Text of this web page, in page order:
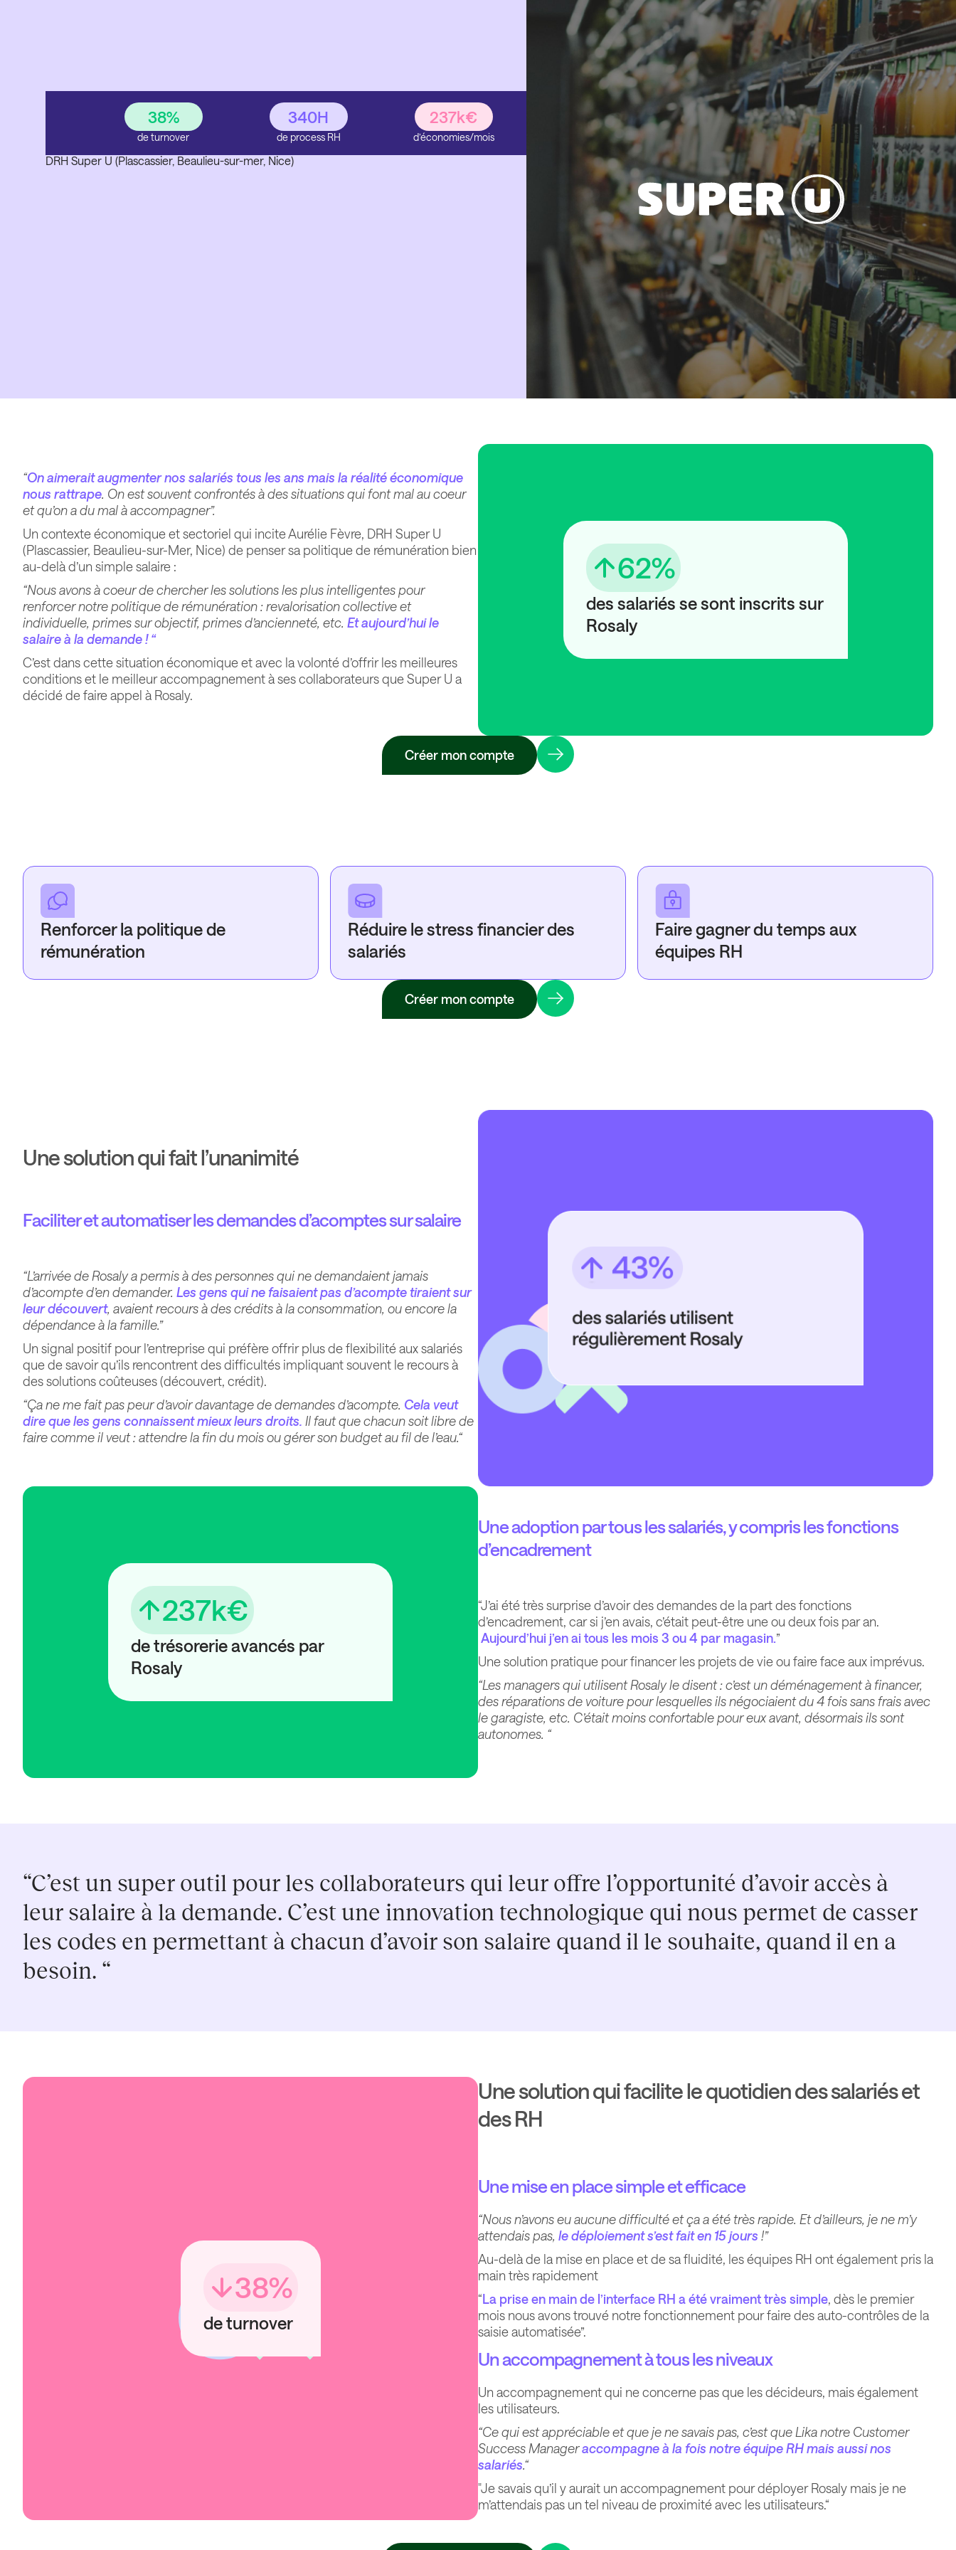
Offrir plus de flexibilité
DRH Super U (Plascassier, Beaulieu-sur-mer, Nice)
38%
de turnover
340H
de process RH
237k€
d’économies/mois
“On aimerait augmenter nos salariés tous les ans mais la réalité économique
nous rattrape. On est souvent confrontés à des situations qui font mal au coeur
et qu’on a du mal à accompagner”.
Un contexte économique et sectoriel qui incite Aurélie Fèvre, DRH Super U
(Plascassier, Beaulieu-sur-Mer, Nice) de penser sa politique de rémunération bien
au-delà d’un simple salaire :
“Nous avons à coeur de chercher les solutions les plus intelligentes pour
renforcer notre politique de rémunération : revalorisation collective et
individuelle, primes sur objectif, primes d’ancienneté, etc. Et aujourd’hui le
salaire à la demande ! “
C’est dans cette situation économique et avec la volonté d’offrir les meilleures
conditions et le meilleur accompagnement à ses collaborateurs que Super U a
décidé de faire appel à Rosaly.
62%
des salariés se sont inscrits sur
Rosaly
Créer mon compte
Renforcer la politique de
rémunération
Réduire le stress financier des
salariés
Faire gagner du temps aux
équipes RH
Créer mon compte
Une solution qui fait l’unanimité
Faciliter et automatiser les demandes d’acomptes sur salaire
“L’arrivée de Rosaly a permis à des personnes qui ne demandaient jamais
d’acompte d’en demander. Les gens qui ne faisaient pas d’acompte tiraient sur
leur découvert, avaient recours à des crédits à la consommation, ou encore la
dépendance à la famille.”
Un signal positif pour l’entreprise qui préfère offrir plus de flexibilité aux salariés
que de savoir qu’ils rencontrent des difficultés impliquant souvent le recours à
des solutions coûteuses (découvert, crédit).
“Ça ne me fait pas peur d’avoir davantage de demandes d’acompte. Cela veut
dire que les gens connaissent mieux leurs droits. Il faut que chacun soit libre de
faire comme il veut : attendre la fin du mois ou gérer son budget au fil de l’eau.“
237k€
de trésorerie avancés par
Rosaly
Une adoption par tous les salariés, y compris les fonctions
d’encadrement
“J’ai été très surprise d’avoir des demandes de la part des fonctions
d’encadrement, car si j’en avais, c’était peut-être une ou deux fois par an.
Aujourd’hui j’en ai tous les mois 3 ou 4 par magasin.”
Une solution pratique pour financer les projets de vie ou faire face aux imprévus.
“Les managers qui utilisent Rosaly le disent : c’est un déménagement à financer,
des réparations de voiture pour lesquelles ils négociaient du 4 fois sans frais avec
le garagiste, etc. C’était moins confortable pour eux avant, désormais ils sont
autonomes. “
“C’est un super outil pour les collaborateurs qui leur offre l’opportunité d’avoir accès à
leur salaire à la demande. C’est une innovation technologique qui nous permet de casser
les codes en permettant à chacun d’avoir son salaire quand il le souhaite, quand il en a
besoin. “
38%
de turnover
Une solution qui facilite le quotidien des salariés et
des RH
Une mise en place simple et efficace
“Nous n’avons eu aucune difficulté et ça a été très rapide. Et d’ailleurs, je ne m’y
attendais pas, le déploiement s’est fait en 15 jours !”
Au-delà de la mise en place et de sa fluidité, les équipes RH ont également pris la
main très rapidement
“La prise en main de l’interface RH a été vraiment très simple, dès le premier
mois nous avons trouvé notre fonctionnement pour faire des auto-contrôles de la
saisie automatisée”.
Un accompagnement à tous les niveaux
Un accompagnement qui ne concerne pas que les décideurs, mais également
les utilisateurs.
“Ce qui est appréciable et que je ne savais pas, c’est que Lika notre Customer
Success Manageraccompagne à la fois notre équipe RH mais aussi nos
salariés.“
"Je savais qu’il y aurait un accompagnement pour déployer Rosaly mais je ne
m’attendais pas un tel niveau de proximité avec les utilisateurs.“